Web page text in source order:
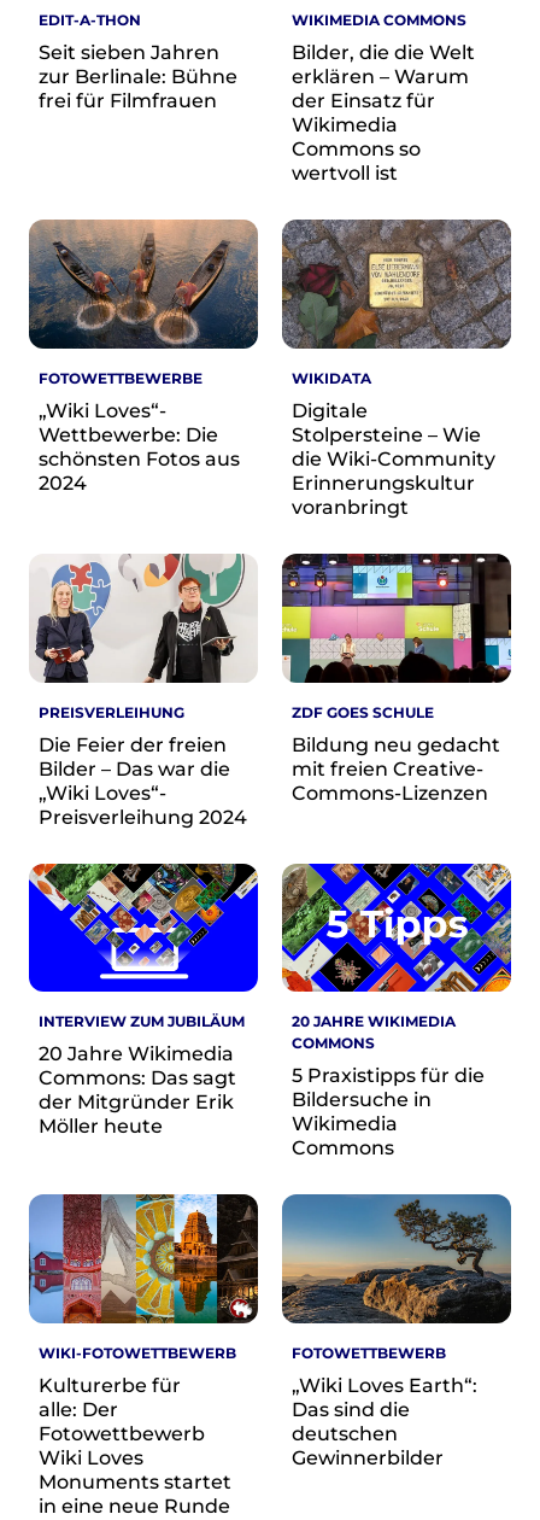
Wikidata
Wikimedia Commons
Initiativen für freies Wisses
Das WikiLibrary Manifest
GLAM – Kultur- und Gedächtnisinstitutionen
Lizenzhinweisgenerator
Monsters of Law
Offene Kulturdaten
re•shape
Verschlusssache Prüfung
Wissen. Macht. Gerechtigkeit.
Wikibase
Wikibooks
Wikisource
Wiktionary
Wikiversity
Wikivoyage
Über uns
Verein
Unsere Werte
Ansprechpartner*innen
Transparenz
Suchanfrage
Suchen
Zum Inhalt überspringen
EDIT-A-THON
Seit sieben Jahren
zur Berlinale: Bühne
frei für Filmfrauen
WIKIMEDIA COMMONS
Bilder, die die Welt
erklären – Warum
der Einsatz für
Wikimedia
Commons so
wertvoll ist
FOTOWETTBEWERBE
„Wiki Loves“-
Wettbewerbe: Die
schönsten Fotos aus
2024
WIKIDATA
Digitale
Stolpersteine – Wie
die Wiki-Community
Erinnerungskultur
voranbringt
PREISVERLEIHUNG
Die Feier der freien
Bilder – Das war die
„Wiki Loves“-
Preisverleihung 2024
ZDF GOES SCHULE
Bildung neu gedacht
mit freien Creative-
Commons-Lizenzen
INTERVIEW ZUM JUBILÄUM
20 Jahre Wikimedia
Commons: Das sagt
der Mitgründer Erik
Möller heute
20 JAHRE WIKIMEDIA
COMMONS
5 Praxistipps für die
Bildersuche in
Wikimedia
Commons
WIKI-FOTOWETTBEWERB
Kulturerbe für
alle: Der
Fotowettbewerb
Wiki Loves
Monuments startet
in eine neue Runde
FOTOWETTBEWERB
„Wiki Loves Earth“:
Das sind die
deutschen
Gewinnerbilder